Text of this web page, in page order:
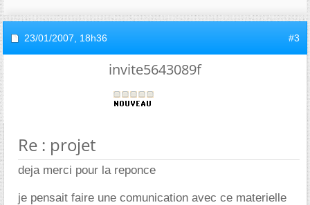
23/01/2007, 18h36 #3
invite5643089f
Re : projet
deja merci pour la reponce
je pensait faire une comunication avec ce materielle